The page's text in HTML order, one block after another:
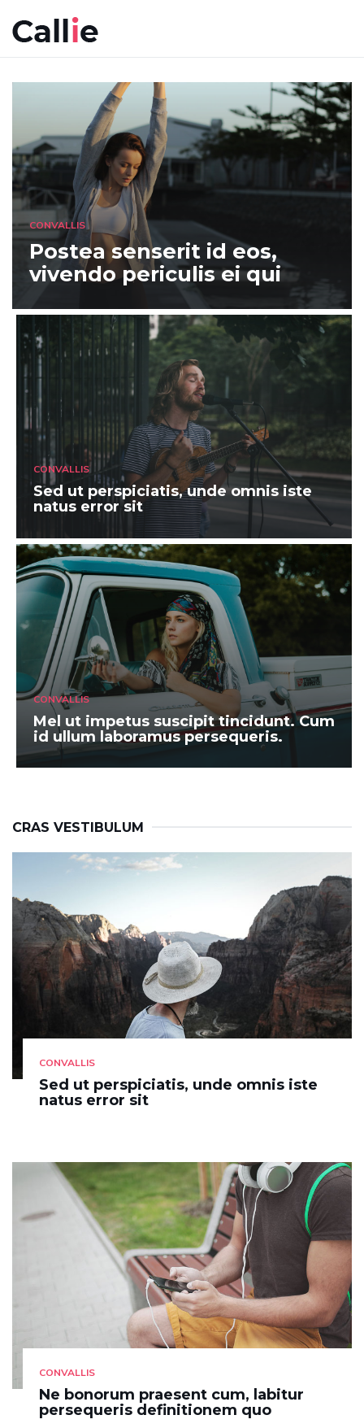
CONVALLIS
Postea senserit id eos,
vivendo periculis ei qui
CONVALLIS
Sed ut perspiciatis, unde omnis iste
natus error sit
CONVALLIS
Mel ut impetus suscipit tincidunt. Cum
id ullum laboramus persequeris.
CRAS VESTIBULUM
CONVALLIS
Sed ut perspiciatis, unde omnis iste
natus error sit
CONVALLIS
Ne bonorum praesent cum, labitur
persequeris definitionem quo